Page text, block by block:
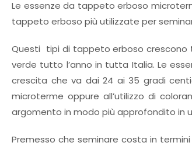
Le essenze da tappeto erboso
tappeto erboso più utilizzate per
Questi tipi di tappeto erboso crescono
verde tutto l’anno in tutta Italia. Le
crescita che va dai 24 ai 35 gradi
microterme oppure all’utilizzo di
argomento in modo più approfondito in
Premesso che seminare costa in